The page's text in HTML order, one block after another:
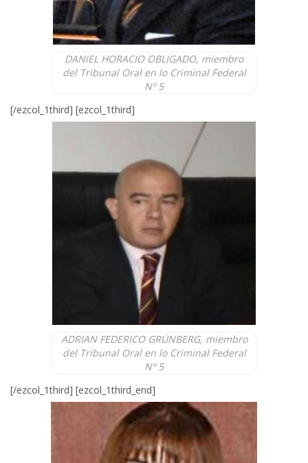
DANIEL HORACIO OBLIGADO, miembro
del Tribunal Oral en lo Criminal Federal
Nº 5
[/ezcol_1third] [ezcol_1third]
ADRIAN FEDERICO GRÜNBERG, miembro
del Tribunal Oral en lo Criminal Federal
Nº 5
[/ezcol_1third] [ezcol_1third_end]